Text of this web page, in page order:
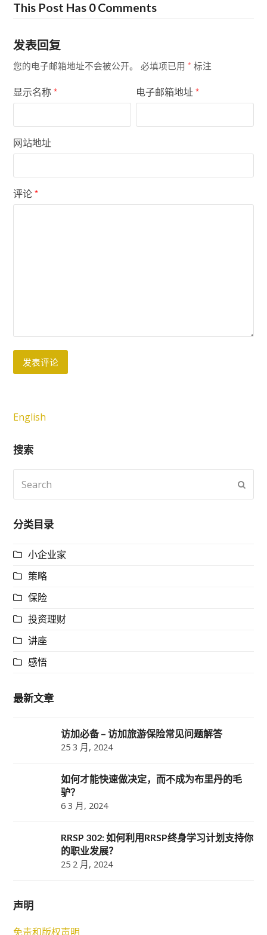
This Post Has 0 Comments
发表回复
您的电子邮箱地址不会被公开。 必填项已用* 标注
显示名称* 电子邮箱地址*
网站地址
评论*
English
搜索
分类目录
小企业家
策略
保险
投资理财
讲座
感悟
最新文章
访加必备 – 访加旅游保险常见问题解答
25 3 月, 2024
如何才能快速做决定，而不成为布里丹的毛
驴？
6 3 月, 2024
RRSP 302: 如何利用RRSP终身学习计划支持你
的职业发展？
25 2 月, 2024
声明
免责和版权声明